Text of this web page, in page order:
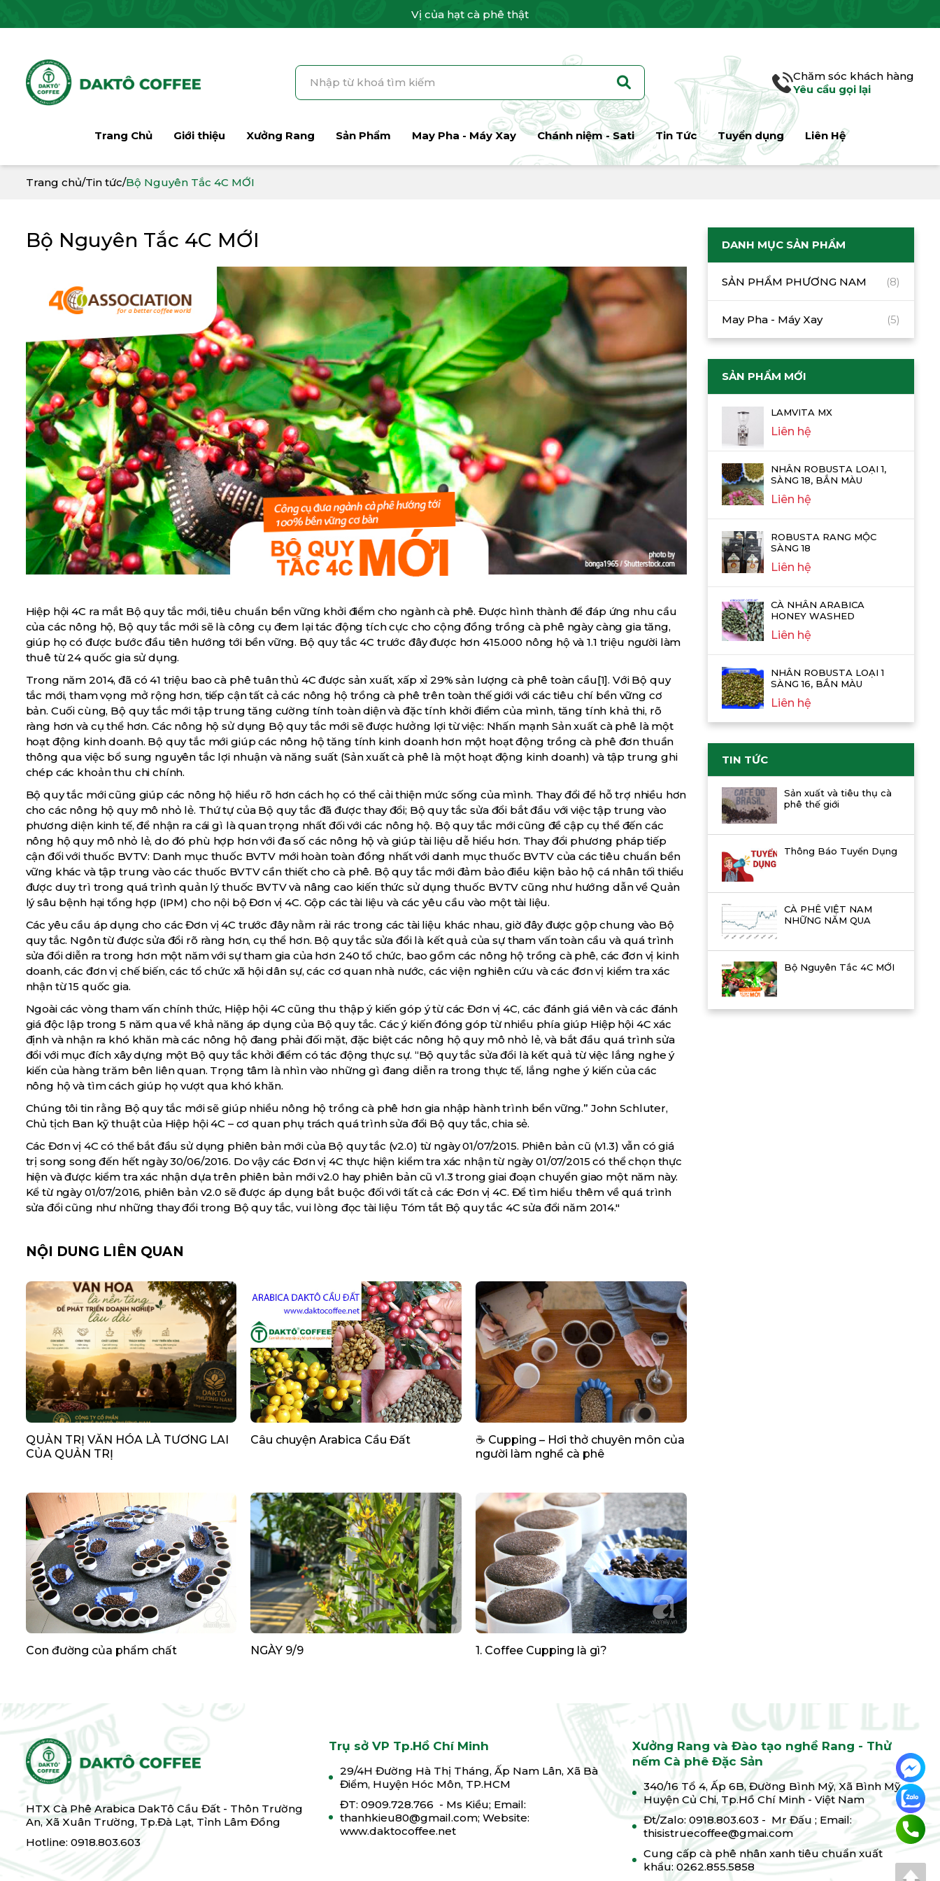
Vị của hạt cà phê thật
Chăm sóc khách hàng
Yêu cầu gọi lại
Trang Chủ Giới thiệu Xưởng Rang Sản Phẩm May Pha - Máy Xay Chánh niệm - Sati Tin Tức Tuyển dụng Liên Hệ
Trang chủ/Tin tức/Bộ Nguyên Tắc 4C MỚI
Bộ Nguyên Tắc 4C MỚI
Hiệp hội 4C ra mắt Bộ quy tắc mới, tiêu chuẩn bền vững khởi điểm cho ngành cà phê. Được hình thành để đáp ứng nhu cầu
của các nông hộ, Bộ quy tắc mới sẽ là công cụ đem lại tác động tích cực cho cộng đồng trồng cà phê ngày càng gia tăng,
giúp họ có được bước đầu tiên hướng tới bền vững. Bộ quy tắc 4C trước đây được hơn 415.000 nông hộ và 1.1 triệu người làm
thuê từ 24 quốc gia sử dụng.
Trong năm 2014, đã có 41 triệu bao cà phê tuân thủ 4C được sản xuất, xấp xỉ 29% sản lượng cà phê toàn cầu[1]. Với Bộ quy
tắc mới, tham vọng mở rộng hơn, tiếp cận tất cả các nông hộ trồng cà phê trên toàn thế giới với các tiêu chí bền vững cơ
bản. Cuối cùng, Bộ quy tắc mới tập trung tăng cường tính toàn diện và đặc tính khởi điểm của mình, tăng tính khả thi, rõ
ràng hơn và cụ thể hơn. Các nông hộ sử dụng Bộ quy tắc mới sẽ được hưởng lợi từ việc: Nhấn mạnh Sản xuất cà phê là một
hoạt động kinh doanh. Bộ quy tắc mới giúp các nông hộ tăng tính kinh doanh hơn một hoạt động trồng cà phê đơn thuần
thông qua việc bổ sung nguyên tắc lợi nhuận và năng suất (Sản xuất cà phê là một hoạt động kinh doanh) và tập trung ghi
chép các khoản thu chi chính.
Bộ quy tắc mới cũng giúp các nông hộ hiểu rõ hơn cách họ có thể cải thiện mức sống của mình. Thay đổi để hỗ trợ nhiều hơn
cho các nông hộ quy mô nhỏ lẻ. Thứ tự của Bộ quy tắc đã được thay đổi; Bộ quy tắc sửa đổi bắt đầu với việc tập trung vào
phương diện kinh tế, để nhận ra cái gì là quan trọng nhất đối với các nông hộ. Bộ quy tắc mới cũng đề cập cụ thể đến các
nông hộ quy mô nhỏ lẻ, do đó phù hợp hơn với đa số các nông hộ và giúp tài liệu dễ hiểu hơn. Thay đổi phương pháp tiếp
cận đối với thuốc BVTV: Danh mục thuốc BVTV mới hoàn toàn đồng nhất với danh mục thuốc BVTV của các tiêu chuẩn bền
vững khác và tập trung vào các thuốc BVTV cần thiết cho cà phê. Bộ quy tắc mới đảm bảo điều kiện bảo hộ cá nhân tối thiểu
được duy trì trong quá trình quản lý thuốc BVTV và nâng cao kiến thức sử dụng thuốc BVTV cũng như hướng dẫn về Quản
lý sâu bệnh hại tổng hợp (IPM) cho nội bộ Đơn vị 4C. Gộp các tài liệu và các yêu cầu vào một tài liệu.
Các yêu cầu áp dụng cho các Đơn vị 4C trước đây nằm rải rác trong các tài liệu khác nhau, giờ đây được gộp chung vào Bộ
quy tắc. Ngôn từ được sửa đổi rõ ràng hơn, cụ thể hơn. Bộ quy tắc sửa đổi là kết quả của sự tham vấn toàn cầu và quá trình
sửa đổi diễn ra trong hơn một năm với sự tham gia của hơn 240 tổ chức, bao gồm các nông hộ trồng cà phê, các đơn vị kinh
doanh, các đơn vị chế biến, các tổ chức xã hội dân sự, các cơ quan nhà nước, các viện nghiên cứu và các đơn vị kiểm tra xác
nhận từ 15 quốc gia.
Ngoài các vòng tham vấn chính thức, Hiệp hội 4C cũng thu thập ý kiến góp ý từ các Đơn vị 4C, các đánh giá viên và các đánh
giá độc lập trong 5 năm qua về khả năng áp dụng của Bộ quy tắc. Các ý kiến đóng góp từ nhiều phía giúp Hiệp hội 4C xác
định và nhận ra khó khăn mà các nông hộ đang phải đối mặt, đặc biệt các nông hộ quy mô nhỏ lẻ, và bắt đầu quá trình sửa
đổi với mục đích xây dựng một Bộ quy tắc khởi điểm có tác động thực sự. “Bộ quy tắc sửa đổi là kết quả từ việc lắng nghe ý
kiến của hàng trăm bên liên quan. Trọng tâm là nhìn vào những gì đang diễn ra trong thực tế, lắng nghe ý kiến của các
nông hộ và tìm cách giúp họ vượt qua khó khăn.
Chúng tôi tin rằng Bộ quy tắc mới sẽ giúp nhiều nông hộ trồng cà phê hơn gia nhập hành trình bền vững.” John Schluter,
Chủ tịch Ban kỹ thuật của Hiệp hội 4C – cơ quan phụ trách quá trình sửa đổi Bộ quy tắc, chia sẻ.
Các Đơn vị 4C có thể bắt đầu sử dụng phiên bản mới của Bộ quy tắc (v2.0) từ ngày 01/07/2015. Phiên bản cũ (v1.3) vẫn có giá
trị song song đến hết ngày 30/06/2016. Do vậy các Đơn vị 4C thực hiện kiểm tra xác nhận từ ngày 01/07/2015 có thể chọn thực
hiện và được kiểm tra xác nhận dựa trên phiên bản mới v2.0 hay phiên bản cũ v1.3 trong giai đoạn chuyển giao một năm này.
Kể từ ngày 01/07/2016, phiên bản v2.0 sẽ được áp dụng bắt buộc đối với tất cả các Đơn vị 4C. Để tìm hiểu thêm về quá trình
sửa đổi cũng như những thay đổi trong Bộ quy tắc, vui lòng đọc tài liệu Tóm tắt Bộ quy tắc 4C sửa đổi năm 2014."
NỘI DUNG LIÊN QUAN
QUẢN TRỊ VĂN HÓA LÀ TƯƠNG LAI
CỦA QUẢN TRỊ
Câu chuyện Arabica Cầu Đất
☕️ Cupping – Hơi thở chuyên môn của
người làm nghề cà phê
Con đường của phẩm chất NGÀY 9/9 1. Coffee Cupping là gì?
DANH MỤC SẢN PHẨM
SẢN PHẨM PHƯƠNG NAM (8)
May Pha - Máy Xay (5)
SẢN PHẨM MỚI
LAMVITA MX
Liên hệ
NHÂN ROBUSTA LOẠI 1,
SÀNG 18, BẮN MÀU
Liên hệ
ROBUSTA RANG MỘC
SÀNG 18
Liên hệ
CÀ NHÂN ARABICA
HONEY WASHED
Liên hệ
NHÂN ROBUSTA LOẠI 1
SÀNG 16, BẮN MÀU
Liên hệ
TIN TỨC
Sản xuất và tiêu thụ cà
phê thế giới
Thông Báo Tuyển Dụng
CÀ PHÊ VIỆT NAM
NHỮNG NĂM QUA
Bộ Nguyên Tắc 4C MỚI
HTX Cà Phê Arabica DakTô Cầu Đất - Thôn Trường
An, Xã Xuân Trường, Tp.Đà Lạt, Tỉnh Lâm Đồng
Hotline: 0918.803.603
Trụ sở VP Tp.Hồ Chí Minh
29/4H Đường Hà Thị Tháng, Ấp Nam Lân, Xã Bà
Điểm, Huyện Hóc Môn, TP.HCM
ĐT: 0909.728.766 - Ms Kiều; Email:
thanhkieu80@gmail.com; Website:
www.daktocoffee.net
Xưởng Rang và Đào tạo nghề Rang - Thử
nếm Cà phê Đặc Sản
340/16 Tổ 4, Ấp 6B, Đường Bình Mỹ, Xã Bình Mỹ,
Huyện Củ Chi, Tp.Hồ Chí Minh - Việt Nam
Đt/Zalo: 0918.803.603 - Mr Đấu ; Email:
thisistruecoffee@gmai.com
Cung cấp cà phê nhân xanh tiêu chuẩn xuất
khẩu: 0262.855.5858